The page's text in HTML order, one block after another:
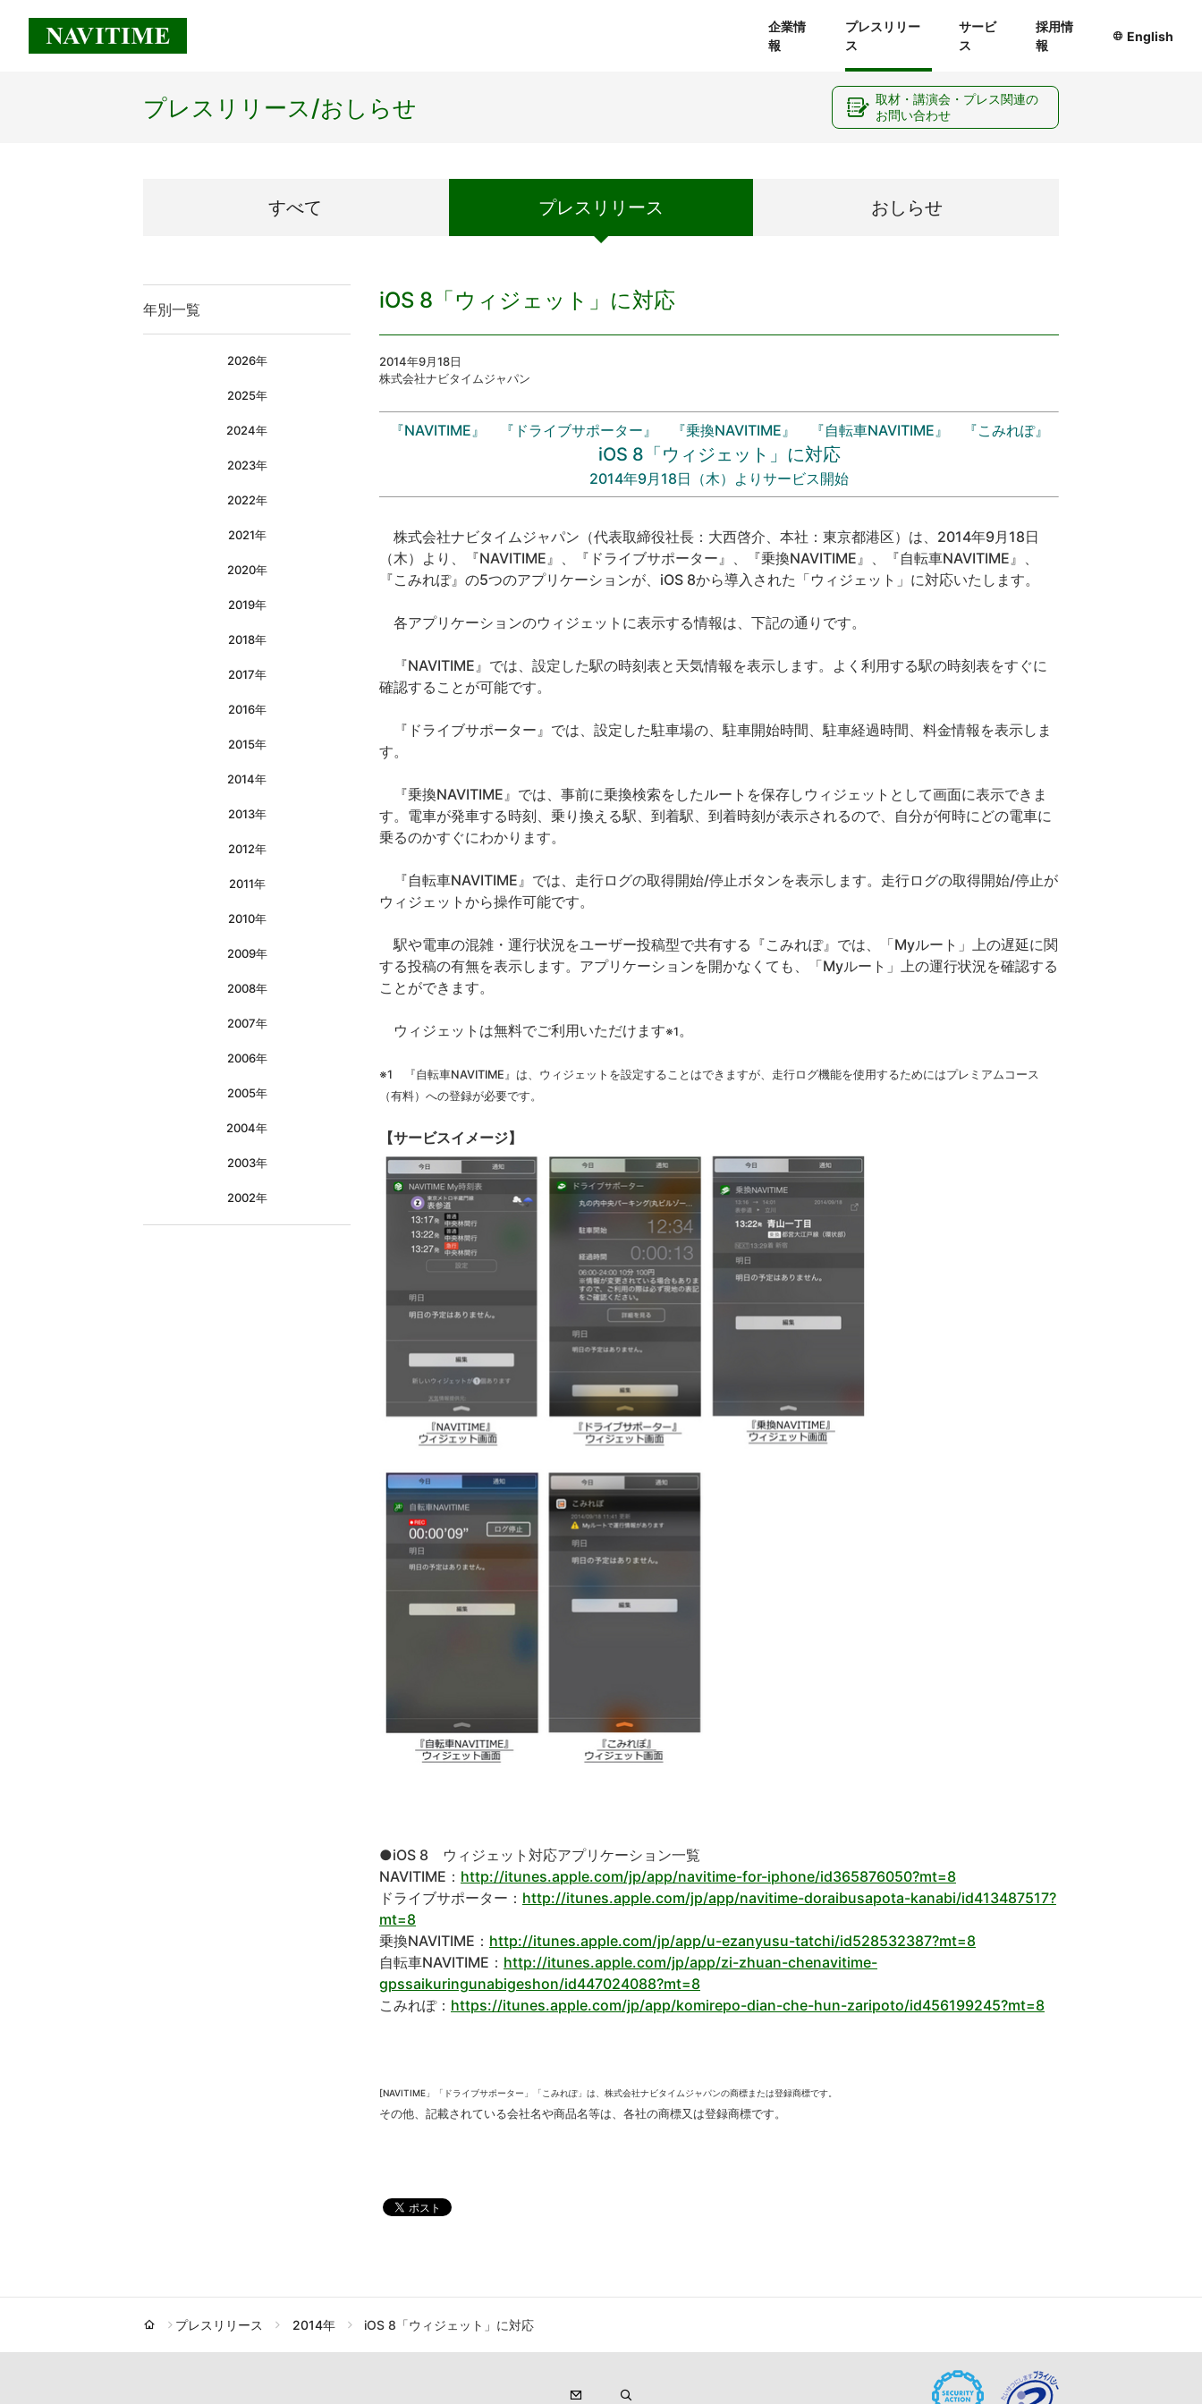
企業情
報
経営理念
プレスリリー
ス
サービ
ス
採用情
報
English
プレスリリース/おしらせ
すべて プレス リリース おしらせ
年別一覧
2026年
2025年
2024年
2023年
2022年
2021年
2020年
2019年
2018年
2017年
2016年
2015年
2014年
2013年
2012年
2011年
2010年
2009年
2008年
2007年
2006年
2005年
2004年
2003年
2002年
iOS 8「ウィジェット」に対応
2014年9月18日
株式会社ナビタイムジャパン
『NAVITIME』 『ドライブサポーター』 『乗換NAVITIME』 『自転車NAVITIME』 『こみれぽ』
iOS 8「ウィジェット」に対応
2014年9月18日（木）よりサービス開始
株式会社ナビタイムジャパン（代表取締役社長：大西啓介、本社：東京都港区）は、2014年9月18日
（木）より、『NAVITIME』、『ドライブサポーター』、『乗換NAVITIME』、『自転車NAVITIME』、
『こみれぽ』の5つのアプリケーションが、iOS 8から導入された「ウィジェット」に対応いたします。
各アプリケーションのウィジェットに表示する情報は、下記の通りです。
『NAVITIME』では、設定した駅の時刻表と天気情報を表示します。よく利用する駅の時刻表をすぐに
確認することが可能です。
『ドライブサポーター』では、設定した駐車場の、駐車開始時間、駐車経過時間、料金情報を表示しま
す。
『乗換NAVITIME』では、事前に乗換検索をしたルートを保存しウィジェットとして画面に表示できま
す。電車が発車する時刻、乗り換える駅、到着駅、到着時刻が表示されるので、自分が何時にどの電車に
乗るのかすぐにわかります。
『自転車NAVITIME』では、走行ログの取得開始/停止ボタンを表示します。走行ログの取得開始/停止が
ウィジェットから操作可能です。
駅や電車の混雑・運行状況をユーザー投稿型で共有する『こみれぽ』では、「Myルート」上の遅延に関
する投稿の有無を表示します。アプリケーションを開かなくても、「Myルート」上の運行状況を確認する
ことができます。
ウィジェットは無料でご利用いただけます※1。
※1 『自転車NAVITIME』は、ウィジェットを設定することはできますが、走行ログ機能を使用するためにはプレミアムコース
（有料）への登録が必要です。
【サービスイメージ】
●iOS 8 ウィジェット対応アプリケーション一覧
NAVITIME： http://itunes.apple.com/jp/app/navitime-for-iphone/id365876050?mt=8
ドライブサポーター： http://itunes.apple.com/jp/app/navitime-doraibusapota-kanabi/id413487517?
mt=8
乗換NAVITIME： http://itunes.apple.com/jp/app/u-ezanyusu-tatchi/id528532387?mt=8
自転車NAVITIME： http://itunes.apple.com/jp/app/zi-zhuan-chenavitime-
gpssaikuringunabigeshon/id447024088?mt=8
こみれぽ： https://itunes.apple.com/jp/app/komirepo-dian-che-hun-zaripoto/id456199245?mt=8
[NAVITIME」「ドライブサポーター」「こみれぽ」は、株式会社ナビタイムジャパンの商標または登録商標です。
その他、記載されている会社名や商品名等は、各社の商標又は登録商標です。
取材・講演会・プレス関連の
お問い合わせ
プレスリリース 2014年 iOS 8「ウィジェット」に対応